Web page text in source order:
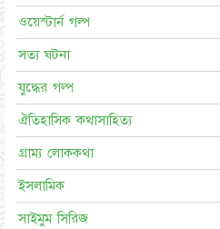
ওয়েস্টার্ন গল্প
সত্য ঘটনা
যুদ্ধের গল্প
ঐতিহাসিক কথাসাহিত্য
গ্রাম্য লোককথা
ইসলামিক
সাইমুম সিরিজ